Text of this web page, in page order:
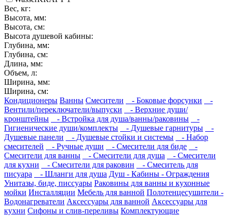
Вес, кг:
Высота, мм:
Высота, см:
Высота душевой кабины:
Глубина, мм:
Глубина, см:
Длина, мм:
Объем, л:
Ширина, мм:
Ширина, см:
Кондиционеры Ванны Смесители - Боковые форсунки
-
Вентили/переключатели/выпуски
- Верхние души/
кронштейны
- Встройка для душа/ванны/раковины
-
Гигиенические души/комплекты
- Душевые гарнитуры
-
Душевые панели
- Душевые стойки и системы
- Набор
смесителей
- Ручные души - Смесители для биде
-
Смесители для ванны
- Смесители для душа
- Смесители
для кухни
- Смесители для раковин
- Смеситель для
писуара
- Шланги для душа Душ - Кабины - Ограждения
Унитазы, биде, писсуары Раковины для ванны и кухонные
мойки Инсталляции Мебель для ванной Полотенцесушители -
Водонагреватели Аксессуары для ванной Аксессуары для
кухни Сифоны и слив-переливы Комплектующие